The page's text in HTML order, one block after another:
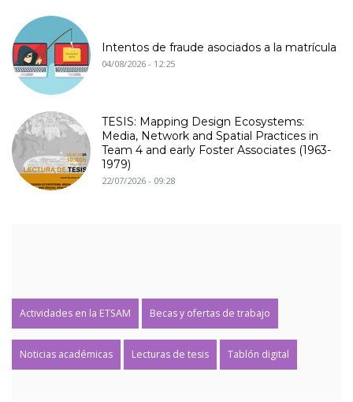
Intentos de fraude asociados a la matrícula
04/08/2026 - 12:25
TESIS: Mapping Design Ecosystems:
Media, Network and Spatial Practices in
Team 4 and early Foster Associates (1963-
1979)
22/07/2026 - 09:28
Actividades en la ETSAM Becas y ofertas de trabajo
Noticias académicas Lecturas de tesis Tablón digital